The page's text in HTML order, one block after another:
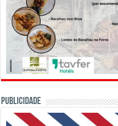
PUBLICIDADE